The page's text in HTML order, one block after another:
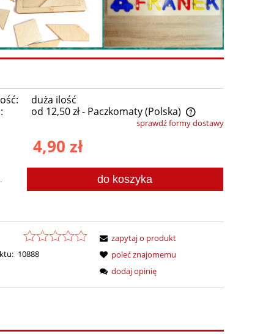
duża ilość
od 12,50 zł- Paczkomaty(Polska)
Cena nie zawiera ewentualnych kosztów
płatności
sprawdź formy dostawy
4,90 zł
do koszyka
10888
zapytaj o produkt
poleć znajomemu
dodaj opinię